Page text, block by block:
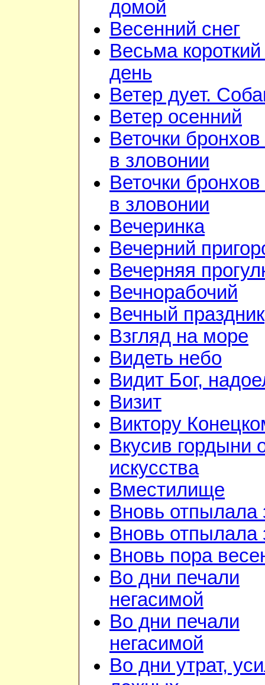
домой
Весенний снег
Весьма
день
Ветер дует.
Ветер осенний
Веточки бронхов
в зловонии
Веточки бронхов
в зловонии
Вечеринка
Вечерний
Вечерняя
Вечнорабочий
Вечный праздник
Взгляд на море
Видеть небо
Видит Бог,
Визит
Виктору
Вкусив гордыни
искусства
Вместилище
Вновь отпылала
Вновь отпылала
Вновь пора
Во дни печали
негасимой
Во дни печали
негасимой
Во дни утрат,